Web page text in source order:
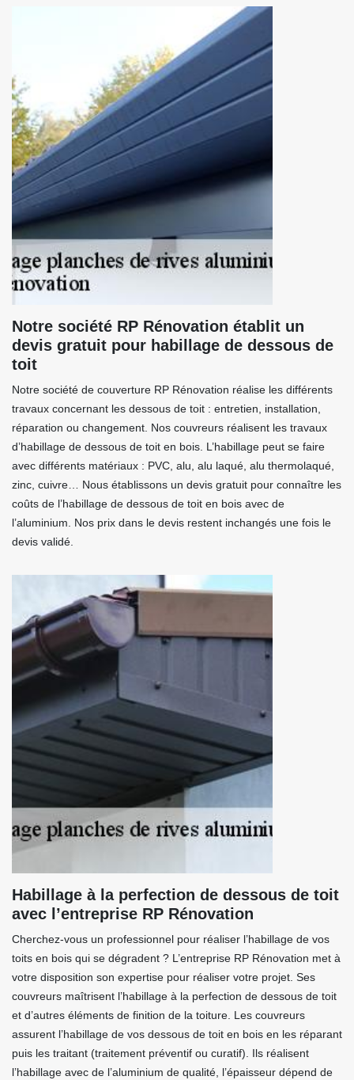
Notre société RP Rénovation établit un
devis gratuit pour habillage de dessous de
toit
Notre société de couverture RP Rénovation réalise les différents
travaux concernant les dessous de toit : entretien, installation,
réparation ou changement. Nos couvreurs réalisent les travaux
d’habillage de dessous de toit en bois. L’habillage peut se faire
avec différents matériaux : PVC, alu, alu laqué, alu thermolaqué,
zinc, cuivre… Nous établissons un devis gratuit pour connaître les
coûts de l’habillage de dessous de toit en bois avec de
l’aluminium. Nos prix dans le devis restent inchangés une fois le
devis validé.
Habillage à la perfection de dessous de toit
avec l’entreprise RP Rénovation
Cherchez-vous un professionnel pour réaliser l’habillage de vos
toits en bois qui se dégradent ? L’entreprise RP Rénovation met à
votre disposition son expertise pour réaliser votre projet. Ses
couvreurs maîtrisent l’habillage à la perfection de dessous de toit
et d’autres éléments de finition de la toiture. Les couvreurs
assurent l’habillage de vos dessous de toit en bois en les réparant
puis les traitant (traitement préventif ou curatif). Ils réalisent
l’habillage avec de l’aluminium de qualité, l’épaisseur dépend de